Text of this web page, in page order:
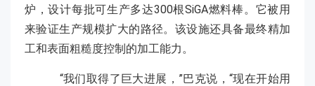
炉，设计每批可生产多达300根SiGA燃料棒。它被用
来验证生产规模扩大的路径。该设施还具备最终精加
工和表面粗糙度控制的加工能力。
“我们取得了巨大进展，”巴克说，“现在开始用